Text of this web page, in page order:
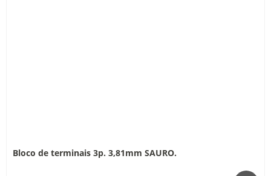
Bloco de terminais 3p. 3,81mm SAURO.